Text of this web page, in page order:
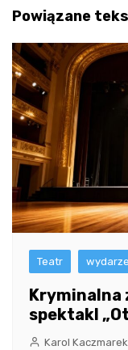
Powiązane
Teatr
Kryminalna
spektakl
Karol Kaczmarek